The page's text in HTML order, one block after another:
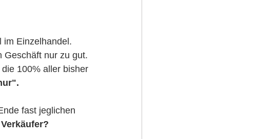
im Einzelhandel.
Geschäft nur zu gut.
100% aller bisher
fast jeglichen